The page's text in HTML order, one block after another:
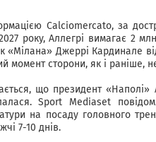
Calciomercato, за
року, Аллегрі вимагає 2
«Мілана» Джеррі Кардинале
момент сторони, як і раніше,
що президент «Наполі»
Sport Mediaset
на посаду головного
7-10 днів.